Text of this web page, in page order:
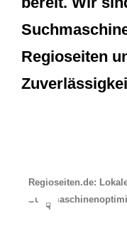
Regioseiten
Regioseiten.de:
☟